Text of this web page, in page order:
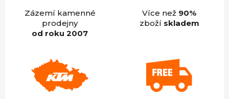
Zázemí kamenné
prodejny
od roku 2007
Více než 90%
zboží skladem